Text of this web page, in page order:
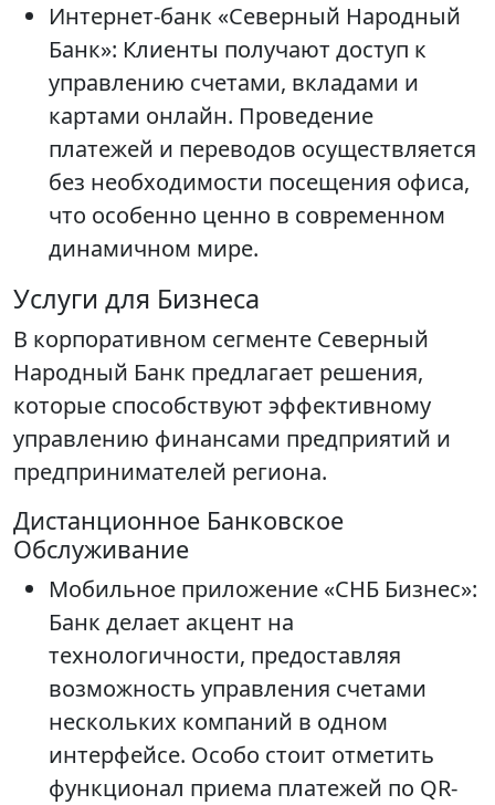
Интернет-банк «Северный Народный
Банк»: Клиенты получают доступ к
управлению счетами, вкладами и
картами онлайн. Проведение
платежей и переводов осуществляется
без необходимости посещения офиса,
что особенно ценно в современном
динамичном мире.
Услуги для Бизнеса
В корпоративном сегменте Северный
Народный Банк предлагает решения,
которые способствуют эффективному
управлению финансами предприятий и
предпринимателей региона.
Дистанционное Банковское
Обслуживание
Мобильное приложение «СНБ Бизнес»:
Банк делает акцент на
технологичности, предоставляя
возможность управления счетами
нескольких компаний в одном
интерфейсе. Особо стоит отметить
функционал приема платежей по QR-